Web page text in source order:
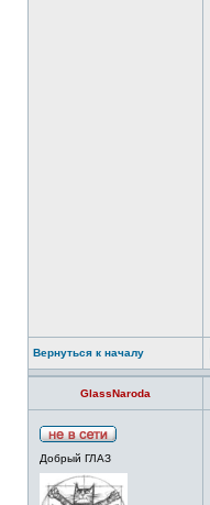
Вернуться к началу
GlassNaroda
Добрый ГЛАЗ